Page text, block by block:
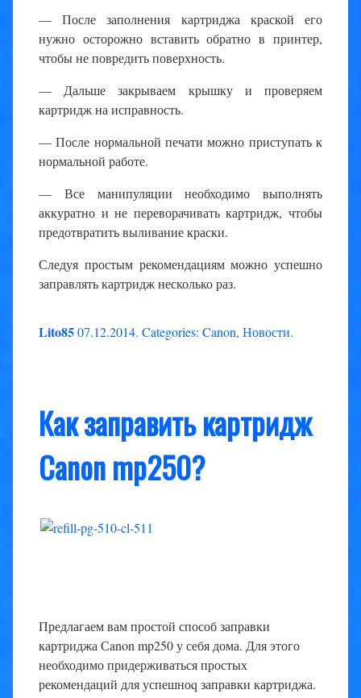
— После заполнения картриджа краской его
нужно осторожно вставить обратно в принтер,
чтобы не повредить поверхность.
— Дальше закрываем крышку и проверяем
картридж на исправность.
— После нормальной печати можно приступать к
нормальной работе.
— Все манипуляции необходимо выполнять
аккуратно и не переворачивать картридж, чтобы
предотвратить выливание краски.
Следуя простым рекомендациям можно успешно
заправлять картридж несколько раз.
Lito8507.12.2014. Categories: Canon, Новости.
Как заправить картридж
Сanon mp250?
Предлагаем вам простой способ заправки
картриджа Сanon mp250 у себя дома. Для этого
необходимо придерживаться простых
рекомендаций для успешноq заправки картриджа.